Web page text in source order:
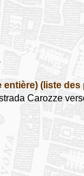
entière) (liste des
Carozze